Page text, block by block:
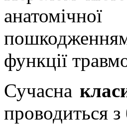
функції
Сучасна
проводиться з